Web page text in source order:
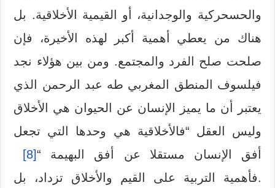
والحسحركية والوجدانية، أو القيمية الأخلاقية. بل
هناك من يعطي أهمية أكبر لهذه الأخيرة، فإن
صلحت صلح الفرد والمجتمع. ومن بين هؤلاء نجد
فيلسوف المنطق المغربي طه عبد الرحمن الذي
يعتبر أن ما يميز الإنسان عن الحيوان هي الأخلاق
وليس العقل “فالأخلاقية هي وحدها التي تجعل
أفق الإنسان مستقلا عن أفق البهيمة “[8]
.فأهمية التربية على القيم والأخلاق تزداد، بل